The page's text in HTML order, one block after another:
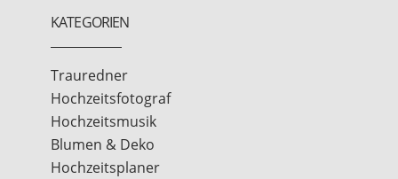
KATEGORIEN
Trauredner
Hochzeitsfotograf
Hochzeitsmusik
Blumen & Deko
Hochzeitsplaner